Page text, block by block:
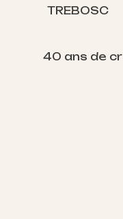
TREBOSC
40 ans de